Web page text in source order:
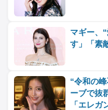
マギー、
す」「素
“令和の
ーブで抜
「エレガ